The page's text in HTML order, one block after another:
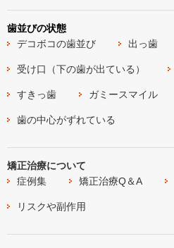
歯並びの状態
デコボコの歯並び
出っ歯
受け口（下の歯が出ている）
すきっ歯 ガミースマイル
歯の中心がずれている
矯正治療について
症例集
矯正治療Q＆A
リスクや副作用